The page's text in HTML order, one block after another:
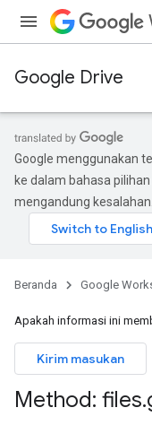
Google Drive
Google menggunakan
ke dalam bahasa
mengandung kesalahan.
Beranda Google
Apakah informasi ini
Kirim masukan
Method: files.